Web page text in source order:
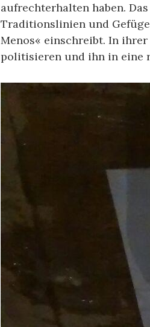
aufrechterhalten haben.
Traditionslinien und
Menos« einschreibt. In
politisieren und ihn in eine